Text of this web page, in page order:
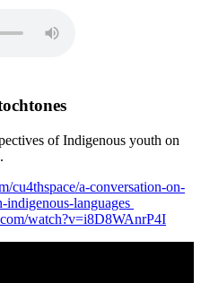
of Indigenous youth on
cu4thspace/a-conversation-on-
indigenous-languages
watch?v=i8D8WAnrP4I